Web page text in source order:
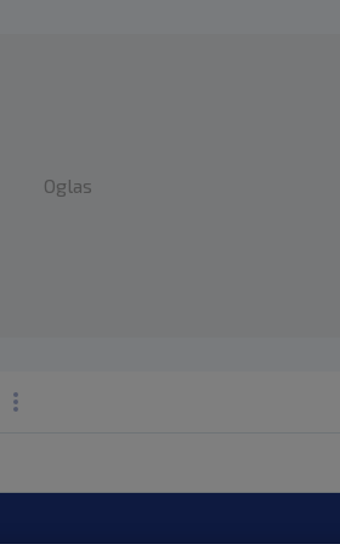
Oglas
KOLUMNE